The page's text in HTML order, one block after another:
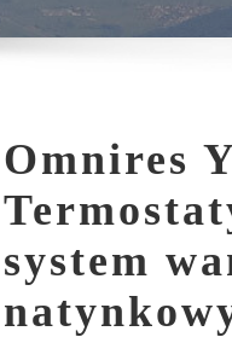
Omnires
system